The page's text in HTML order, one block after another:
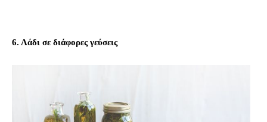
6. Λάδι σε διάφορες γεύσεις